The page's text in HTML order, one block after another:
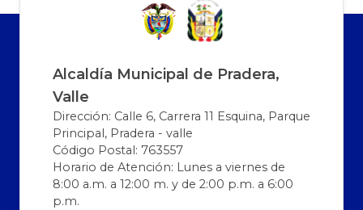
Alcaldía Municipal de Pradera,
Valle
Dirección: Calle 6, Carrera 11 Esquina, Parque
Principal, Pradera - valle
Código Postal: 763557
Horario de Atención: Lunes a viernes de
8:00 a.m. a 12:00 m. y de 2:00 p.m. a 6:00
p.m.